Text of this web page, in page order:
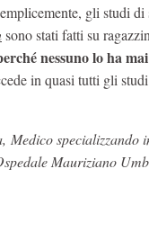
gli studi di
sono stati fatti su
nessuno lo ha
in quasi tutti gli
Medico specializzando
Mauriziano